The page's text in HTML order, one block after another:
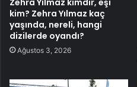
kim? Zehra Yılmaz kaç
yaşında, nereli, hangi
dizilerde oyandı?
Ağustos 3, 2026